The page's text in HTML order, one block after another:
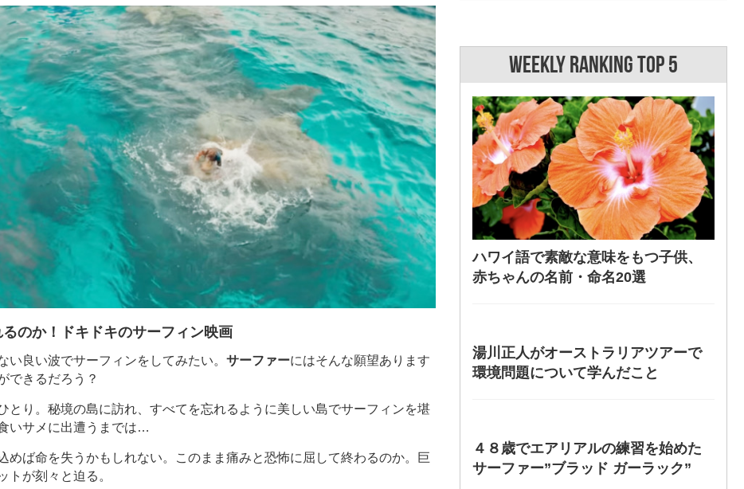
のか！ドキドキのサーフィン映画
良い波でサーフィンをしてみたい。 サーファーにはそんな願望あります
できるだろう？
り。秘境の島に訪れ、すべてを忘れるように美しい島でサーフィンを堪
いサメに出遭うまでは…
ば命を失うかもしれない。このまま痛みと恐怖に屈して終わるのか。巨
が刻々と迫る。
WEEKLY RANKING TOP 5
ハワイ語で素敵な意味をもつ子供、
赤ちゃんの名前・命名20選
湯川正人がオーストラリアツアーで
環境問題について学んだこと
４８歳でエアリアルの練習を始めた
サーファー”ブラッド ガーラック”